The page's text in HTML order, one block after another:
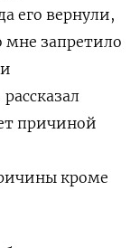
его вернули,
запретило
причиной
кроме